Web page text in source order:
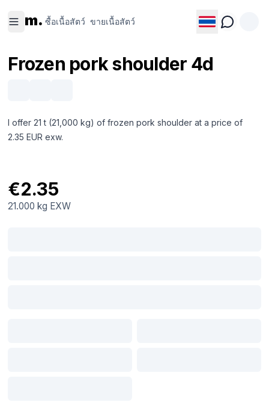
m. ซื้อเนื้อสัตว์ ขายเนื้อสัตว์
สัตว์
สัตว์
Frozen pork shoulder 4d
I offer 21 t (21,000 kg) of frozen pork shoulder at a price of
2.35 EUR exw.
€2.35
21.000 kg EXW